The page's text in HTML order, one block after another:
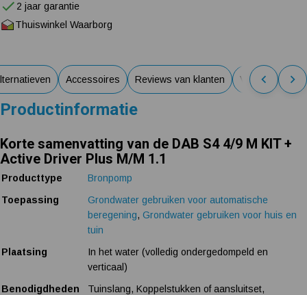
2 jaar garantie
Thuiswinkel Waarborg
Accessoires Reviews van klanten Veelgestelde
Productinformatie
Korte samenvatting van de DAB S4 4/9 M KIT +
Active Driver Plus M/M 1.1
Producttype
Bronpomp
Toepassing
Grondwater gebruiken voor automatische
beregening, Grondwater gebruiken voor huis en
tuin
Plaatsing
In het water (volledig ondergedompeld en
verticaal)
Benodigdheden
Tuinslang, Koppelstukken of aansluitset,